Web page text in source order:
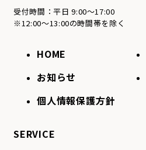
受付時間：平日 9:00～17:00
※12:00～13:00の時間帯を除く
HOME
お知らせ
個人情報保護方針
SERVICE